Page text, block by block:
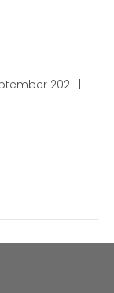
2021 |